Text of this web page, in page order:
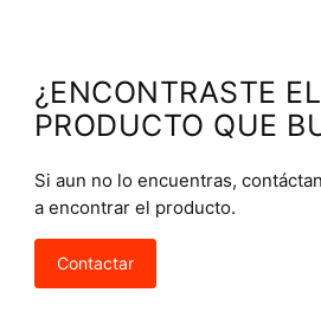
¿ENCONTRASTE EL
PRODUCTO QUE
Si aun no lo encuentras,
a encontrar el producto.
Contactar